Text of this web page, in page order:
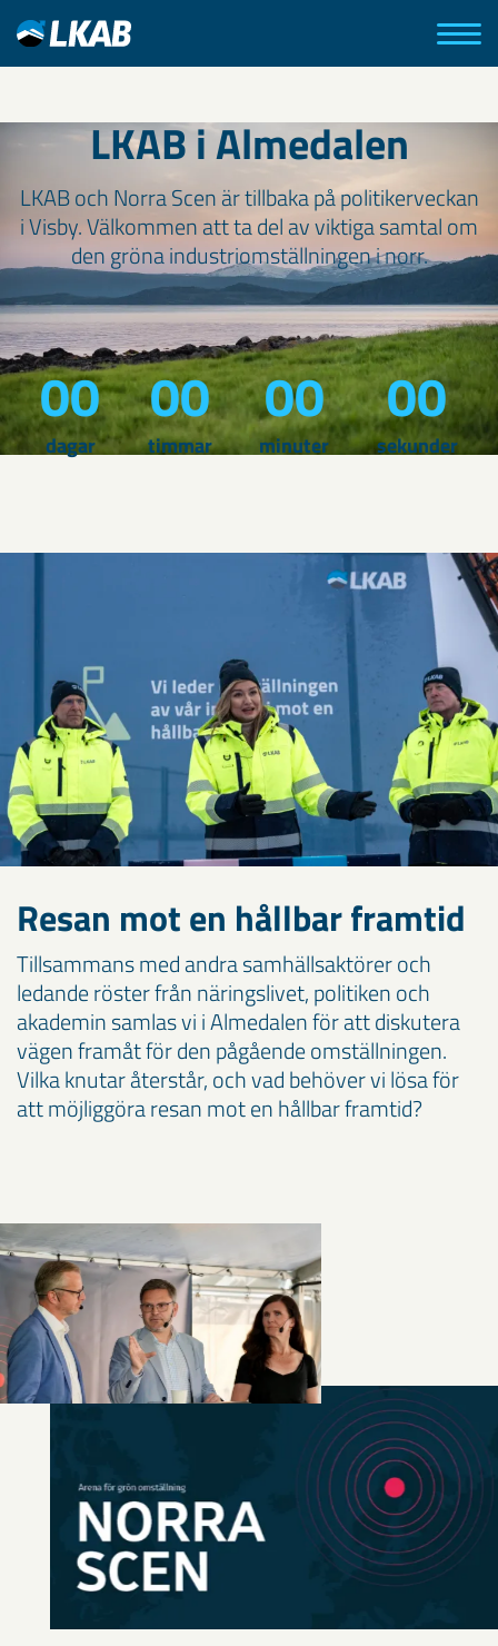
LKAB i Almedalen
LKAB och Norra Scen är tillbaka på politikerveckan
i Visby. Välkommen att ta del av viktiga samtal om
den gröna industriomställningen i norr.
00
dagar
00
timmar
00
minuter
00
sekunder
Resan mot en hållbar framtid
Tillsammans med andra samhällsaktörer och
ledande röster från näringslivet, politiken och
akademin samlas vi i Almedalen för att diskutera
vägen framåt för den pågående omställningen.
Vilka knutar återstår, och vad behöver vi lösa för
att möjliggöra resan mot en hållbar framtid?